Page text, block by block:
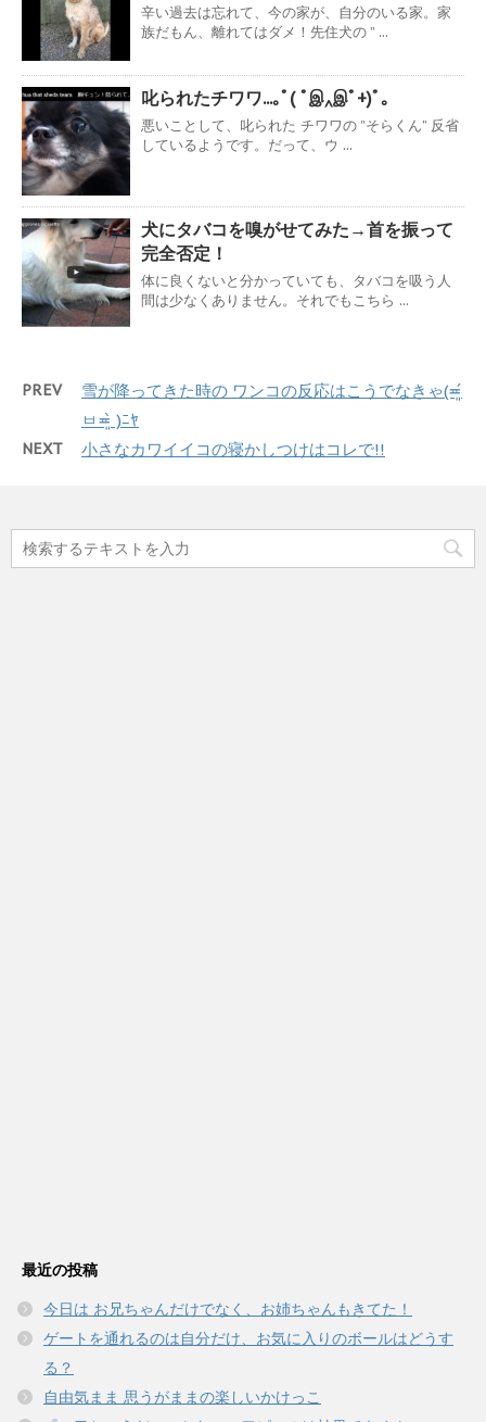
辛い過去は忘れて、今の家が、自分のいる家。家
族だもん、離れてはダメ！先住犬の ” ...
叱られたチワワ...｡ﾟ( ﾟஇ‸இﾟ+)ﾟ｡
悪いことして、叱られた チワワの ”そらくん” 反省
しているようです。だって、ウ ...
犬にタバコを嗅がせてみた→首を振って
完全否定！
体に良くないと分かっていても、タバコを吸う人
間は少なくありません。それでもこちら ...
PREV
雪が降ってきた時の ワンコの反応はこうでなきゃ(≖͈́
ㅂ≖͈̀ )ﾆﾔ
NEXT 小さなカワイイコの寝かしつけはコレで!!
最近の投稿
今日は お兄ちゃんだけでなく、お姉ちゃんもきてた！
ゲートを通れるのは自分だけ、お気に入りのボールはどうす
る？
自由気まま 思うがままの楽しいかけっこ